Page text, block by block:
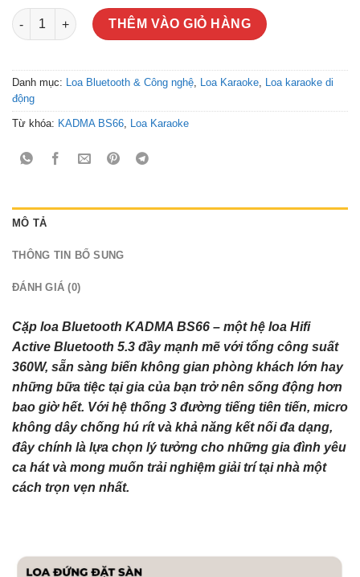
Loa karaoke KADMA BS66 số lượng
THÊM VÀO GIỎ HÀNG
Danh mục: Loa Bluetooth & Công nghệ Loa Karaoke
Loa karaoke di
động
Từ khóa: KADMA BS66 Loa Karaoke
MÔ TẢ
THÔNG TIN BỔ SUNG
ĐÁNH GIÁ (0)
Cặp loa Bluetooth KADMA BS66 – một hệ loa Hifi
Active Bluetooth 5.3 đầy mạnh mẽ với tổng công suất
360W, sẵn sàng biến không gian phòng khách lớn hay
những bữa tiệc tại gia của bạn trở nên sống động hơn
bao giờ hết. Với hệ thống 3 đường tiếng tiên tiến, micro
không dây chống hú rít và khả năng kết nối đa dạng,
đây chính là lựa chọn lý tưởng cho những gia đình yêu
ca hát và mong muốn trải nghiệm giải trí tại nhà một
cách trọn vẹn nhất.